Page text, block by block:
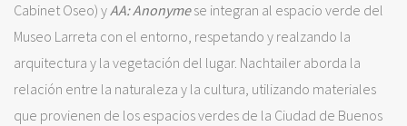
Cabinet Oseo) yAA: Anonymese integran al espacio verde del
Museo Larreta con el entorno, respetando y realzando la
arquitectura y la vegetación del lugar. Nachtailer aborda la
relación entre la naturaleza y la cultura, utilizando materiales
que provienen de los espacios verdes de la Ciudad de Buenos